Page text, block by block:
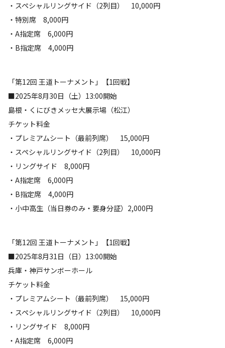
・スペシャルリングサイド（2列目） 10,000円
・特別席 8,000円
・A指定席 6,000円
・B指定席 4,000円
「第12回 王道トーナメント」【1回戦】
■2025年8月30日（土）13:00開始
島根・くにびきメッセ大展示場（松江）
チケット料金
・プレミアムシート（最前列席） 15,000円
・スペシャルリングサイド（2列目） 10,000円
・リングサイド 8,000円
・A指定席 6,000円
・B指定席 4,000円
・小中高生（当日券のみ・要身分証）2,000円
「第12回 王道トーナメント」【1回戦】
■2025年8月31日（日）13:00開始
兵庫・神戸サンボーホール
チケット料金
・プレミアムシート（最前列席） 15,000円
・スペシャルリングサイド（2列目） 10,000円
・リングサイド 8,000円
・A指定席 6,000円